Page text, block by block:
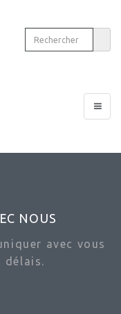
Toggle
NOUS
avec vous
délais.